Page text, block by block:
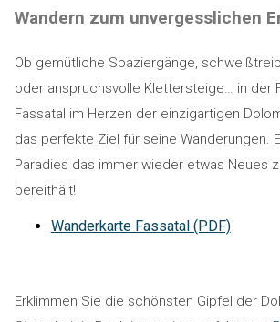
Wandern zum unvergesslichen
Ob gemütliche Spaziergänge,
oder anspruchsvolle Klettersteige… in der
Fassatal im Herzen der einzigartigen
das perfekte Ziel für seine Wanderungen.
Paradies das immer wieder etwas Neues
bereithält!
Wanderkarte Fassatal (PDF)
Erklimmen Sie die schönsten Gipfel der